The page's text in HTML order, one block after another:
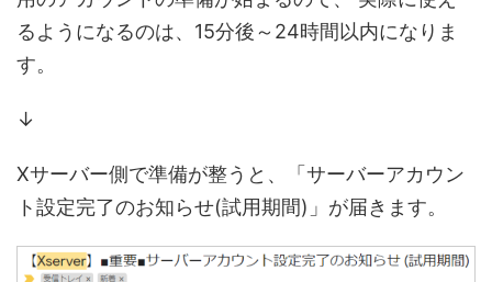
るようになるのは、15分後～24時間以内になりま
す。
↓
Xサーバー側で準備が整うと、「サーバーアカウン
ト設定完了のお知らせ(試用期間)」が届きます。